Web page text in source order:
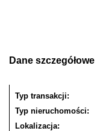
Dane szczegółowe
Typ transakcji:
Typ nieruchomości:
Lokalizacja: